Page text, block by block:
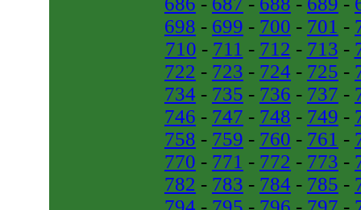
698 - 699 - 700 - 701 -
710 - 711 - 712 - 713 -
722 - 723 - 724 - 725 -
734 - 735 - 736 - 737 -
746 - 747 - 748 - 749 -
758 - 759 - 760 - 761 -
770 - 771 - 772 - 773 -
782 - 783 - 784 - 785 -